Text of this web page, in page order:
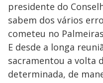
presidente do
sabem dos vários
cometeu no
E desde a longa
sacramentou a volta
determinada, de